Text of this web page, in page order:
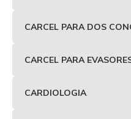
CARCEL PARA DOS
CARCEL PARA
CARDIOLOGIA